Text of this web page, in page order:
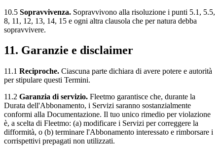
10.5 Sopravvivenza. Sopravvivono alla risoluzione i punti 5.1, 5.5,
8, 11, 12, 13, 14, 15 e ogni altra clausola che per natura debba
sopravvivere.
11. Garanzie e disclaimer
11.1 Reciproche. Ciascuna parte dichiara di avere potere e autorità
per stipulare questi Termini.
11.2 Garanzia di servizio. Fleetmo garantisce che, durante la
Durata dell'Abbonamento, i Servizi saranno sostanzialmente
conformi alla Documentazione. Il tuo unico rimedio per violazione
è, a scelta di Fleetmo: (a) modificare i Servizi per correggere la
difformità, o (b) terminare l'Abbonamento interessato e rimborsare i
corrispettivi prepagati non utilizzati.